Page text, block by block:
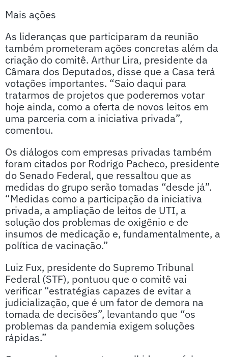
Mais ações
As lideranças que participaram da reunião
também prometeram ações concretas além da
criação do comitê. Arthur Lira, presidente da
Câmara dos Deputados, disse que a Casa terá
votações importantes. “Saio daqui para
tratarmos de projetos que poderemos votar
hoje ainda, como a oferta de novos leitos em
uma parceria com a iniciativa privada”,
comentou.
Os diálogos com empresas privadas também
foram citados por Rodrigo Pacheco, presidente
do Senado Federal, que ressaltou que as
medidas do grupo serão tomadas “desde já”.
“Medidas como a participação da iniciativa
privada, a ampliação de leitos de UTI, a
solução dos problemas de oxigênio e de
insumos de medicação e, fundamentalmente, a
política de vacinação.”
Luiz Fux, presidente do Supremo Tribunal
Federal (STF), pontuou que o comitê vai
verificar “estratégias capazes de evitar a
judicialização, que é um fator de demora na
tomada de decisões”, levantando que “os
problemas da pandemia exigem soluções
rápidas.”